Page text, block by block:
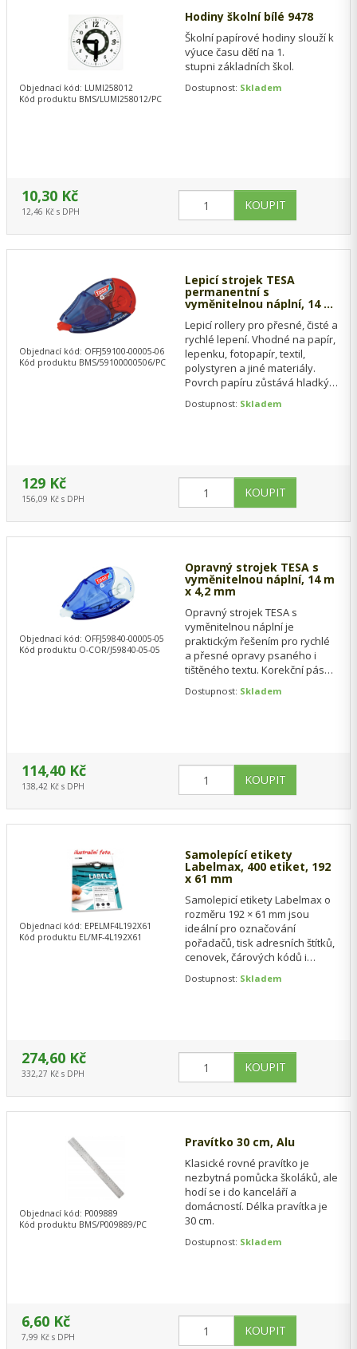
Hodiny školní bílé 9478
Školní papírové hodiny slouží k
výuce času dětí na 1.
Dostupnost: Skladem
Objednací kód: LUMI258012
Kód produktu BMS/LUMI258012/PC
10,30 Kč
12,46 Kč s DPH
Lepicí strojek TESA
permanentní s
vyměnitelnou náplní, 14 m
Lepicí rollery pro přesné, čisté a
rychlé lepení. Vhodné na papír,
lepenku, fotopapír, textil,
polystyren a jiné materiály.
Povrch papíru zůstává hladký.
Dostupnost: Skladem
Objednací kód: OFFJ59100-00005-06
Kód produktu BMS/59100000506/PC
129 Kč
156,09 Kč s DPH
Opravný strojek TESA s
vyměnitelnou náplní, 14 m
x 4,2 mm
Opravný strojek TESA s
vyměnitelnou náplní je
praktickým řešením pro rychlé
a přesné opravy psaného i
tištěného textu. Korekční páska
bez čekání na…
Dostupnost: Skladem
Objednací kód: OFFJ59840-00005-05
Kód produktu O-COR/J59840-05-05
114,40 Kč
138,42 Kč s DPH
Samolepící etikety
Labelmax, 400 etiket, 192
x 61 mm
Samolepicí etikety Labelmax o
rozměru 192 × 61 mm jsou
ideální pro označování
pořadačů, tisk adresních štítků,
cenovek, čárových kódů i
opatřeny silně…
Dostupnost: Skladem
Objednací kód: EPELMF4L192X61
Kód produktu EL/MF-4L192X61
274,60 Kč
332,27 Kč s DPH
Pravítko 30 cm, Alu
Klasické rovné pravítko je
nezbytná pomůcka školáků, ale
hodí se i do kanceláří a
domácností. Délka pravítka je
30 cm.
Dostupnost: Skladem
Objednací kód: P009889
Kód produktu BMS/P009889/PC
6,60 Kč
7,99 Kč s DPH